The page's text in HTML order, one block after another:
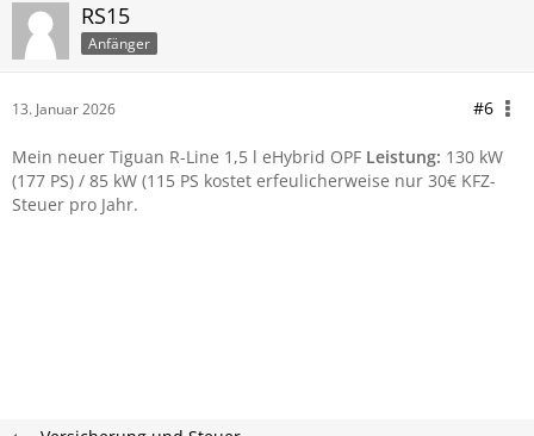
RS15
Anfänger
13. Januar 2026 #6
Mein neuer Tiguan R-Line 1,5 l eHybrid OPF Leistung: 130 kW
(177 PS) / 85 kW (115 PS kostet erfeulicherweise nur 30€ KFZ-
Steuer pro Jahr.